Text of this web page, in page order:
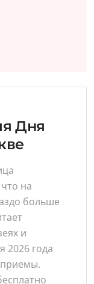
Дня
на
больше
и
2026 года
приемы.